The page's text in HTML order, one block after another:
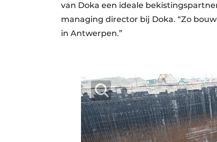
van Doka een ideale
managing director bij Doka. “Zo
in Antwerpen.”